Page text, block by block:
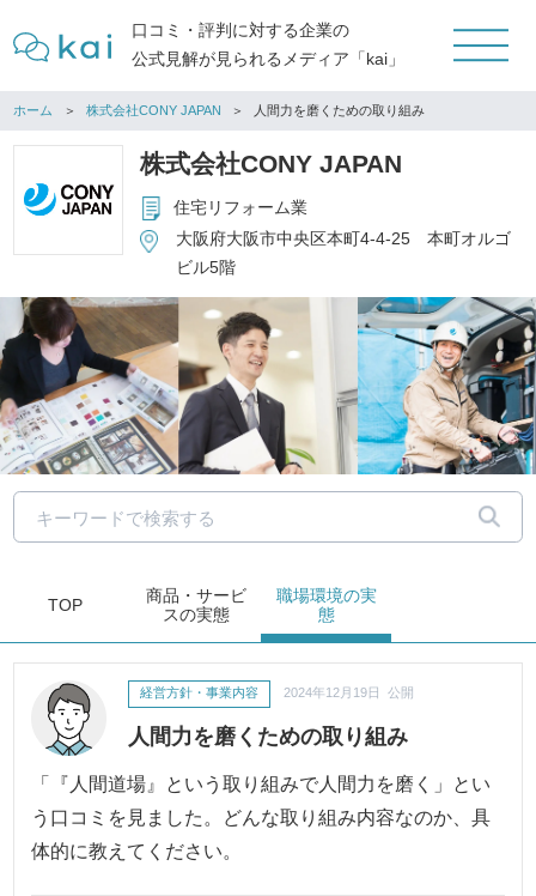
口コミ・評判に対する企業の
公式見解が見られるメディア「kai」
ホーム 株式会社CONY JAPAN 人間力を磨くための取り組み
株式会社CONY JAPAN
住宅リフォーム業
大阪府大阪市中央区本町4-4-25 本町オルゴ
ビル5階
TOP
商品・サービ
スの実態
職場環境の実
態
人間力を磨くための取り組み
経営方針・事業内容 2024年12月19日 公開
「『人間道場』という取り組みで人間力を磨く」とい
う口コミを見ました。どんな取り組み内容なのか、具
体的に教えてください。